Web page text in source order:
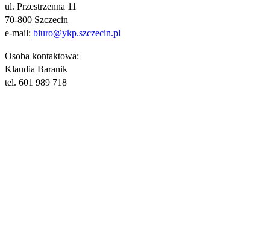
ul. Przestrzenna 11
70-800 Szczecin
e-mail: biuro@ykp.szczecin.pl
Osoba kontaktowa:
Klaudia Baranik
tel. 601 989 718